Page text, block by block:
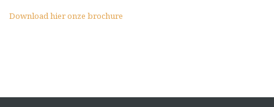
Download hier onze brochure